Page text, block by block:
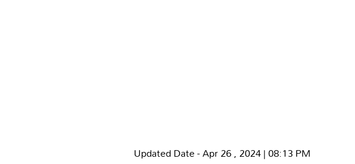
Updated Date - Apr 26 , 2024 | 08:13 PM